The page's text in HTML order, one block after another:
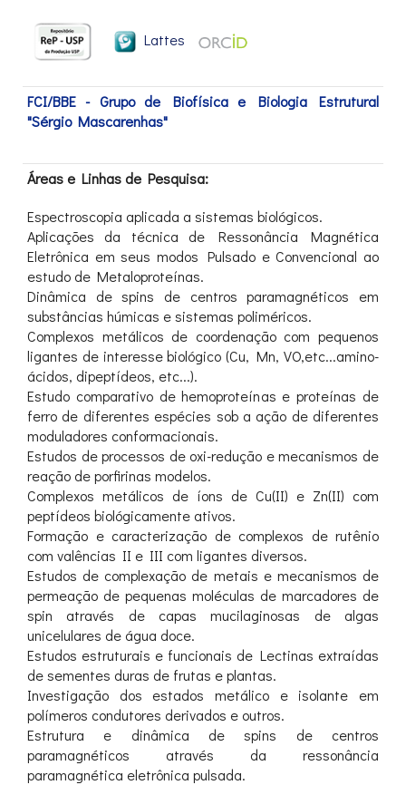
Lattes
FCI/BBE - Grupo de Biofísica e Biologia Estrutural
"Sérgio Mascarenhas"
Áreas e Linhas de Pesquisa:
Espectroscopia aplicada a sistemas biológicos.
Aplicações da técnica de Ressonância Magnética
Eletrônica em seus modos Pulsado e Convencional ao
estudo de Metaloproteínas.
Dinâmica de spins de centros paramagnéticos em
substâncias húmicas e sistemas poliméricos.
Complexos metálicos de coordenação com pequenos
ligantes de interesse biológico (Cu, Mn, VO,etc...amino-
ácidos, dipeptídeos, etc...).
Estudo comparativo de hemoproteínas e proteínas de
ferro de diferentes espécies sob a ação de diferentes
moduladores conformacionais.
Estudos de processos de oxi-redução e mecanismos de
reação de porfirinas modelos.
Complexos metálicos de íons de Cu(II) e Zn(II) com
peptídeos biológicamente ativos.
Formação e caracterização de complexos de rutênio
com valências II e III com ligantes diversos.
Estudos de complexação de metais e mecanismos de
permeação de pequenas moléculas de marcadores de
spin através de capas mucilaginosas de algas
unicelulares de água doce.
Estudos estruturais e funcionais de Lectinas extraídas
de sementes duras de frutas e plantas.
Investigação dos estados metálico e isolante em
polímeros condutores derivados e outros.
Estrutura e dinâmica de spins de centros
paramagnéticos através da ressonância
paramagnética eletrônica pulsada.